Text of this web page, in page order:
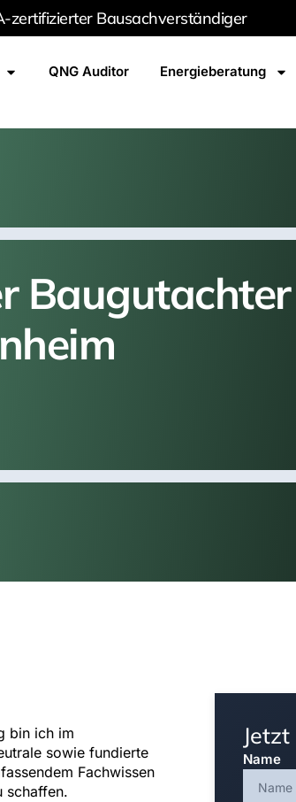
zertifizierter Bausachverständiger
QNG Auditor Energieberatung
bin ich im
sowie fundierte
Fachwissen
schaffen.
Name